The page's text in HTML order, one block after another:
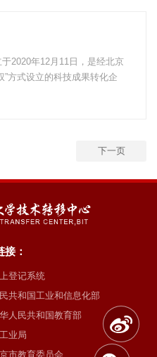
2020年12月11日，是经北京
”方式设立的科技成果转化企
下一页
接：
登记系统
共和国工业和信息化部
人民共和国教育部
业局
市教育委员会